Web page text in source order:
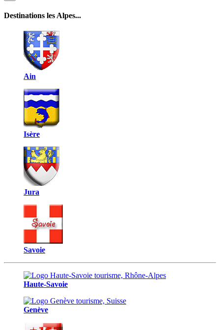
Destinations les Alpes...
Ain
Isère
Jura
Savoie
Haute-Savoie
Genève